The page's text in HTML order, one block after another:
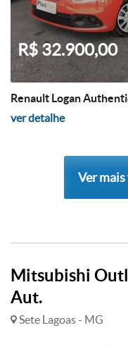
R$ 32.900,00
Renault Logan
ver detalhe
Ver
Mitsubishi
Aut.
Sete Lagoas - MG